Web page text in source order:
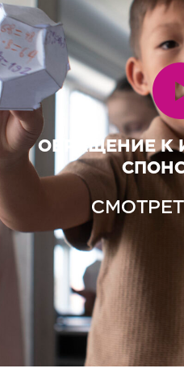
ОБРАЩЕНИЕ К